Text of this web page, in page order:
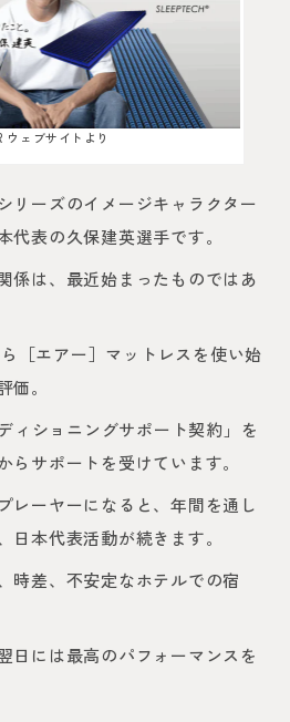
ウェブサイトより
リーズのイメージキャラクター
代表の久保建英選手です。
係は、最近始まったものではあ
［エアー］マットレスを使い始
。
ィショニングサポート契約」を
らサポートを受けています。
レーヤーになると、年間を通し
日本代表活動が続きます。
時差、不安定なホテルでの宿
日には最高のパフォーマンスを